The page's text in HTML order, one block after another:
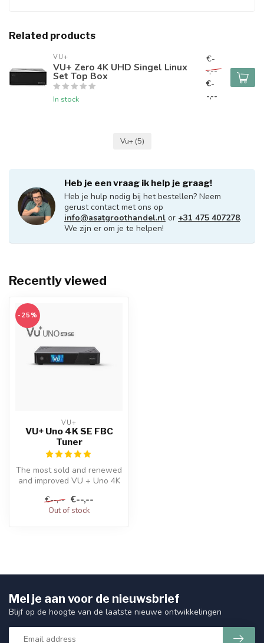
Related products
VU+
VU+ Zero 4K UHD Singel Linux
Set Top Box
In stock
€-
-,--
€-
-,--
Vu+ (5)
Heb je een vraag ik help je graag!
Heb je hulp nodig bij het bestellen? Neem
gerust contact met ons op
info@asatgroothandel.nl or +31 475 407278.
We zijn er om je te helpen!
Recently viewed
-25%
VU+
VU+ Uno 4K SE FBC
Tuner
The most sold and renewed
and improved VU + Uno 4K
avai...
€--,-- €--,--
Out of stock
Mel je aan voor de nieuwsbrief
Blijf op de hoogte van de laatste nieuwe ontwikkelingen